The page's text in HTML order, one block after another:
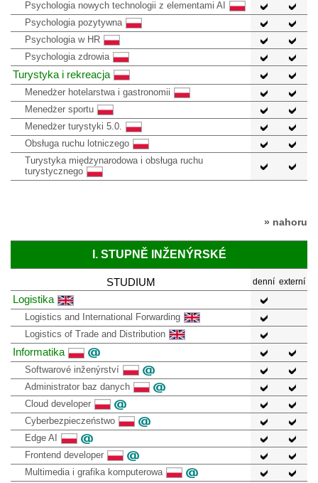
Psychologia nowych technologii z elementami AI
Psychologia pozytywna
Psychologia w HR
Psychologia zdrowia
Turystyka i rekreacja
Menedżer hotelarstwa i gastronomii
Menedżer sportu
Menedżer turystyki 5.0.
Obsługa ruchu lotniczego
Turystyka międzynarodowa i obsługa ruchu
turystycznego
» nahoru
I. STUPNĚ INŽENÝRSKÉ
STUDIUM denní externí
Logistika
Logistics and International Forwarding
Logistics of Trade and Distribution
Informatika
Softwarové inženýrství
Administrator baz danych
Cloud developer
Cyberbezpieczeństwo
Edge AI
Frontend developer
Multimedia i grafika komputerowa